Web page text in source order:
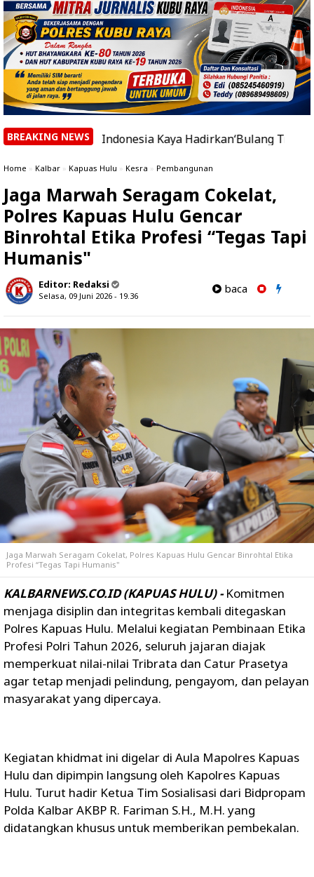
BREAKING NEWS
Indonesia Kaya Hadirkan‘Bulang Trang, Nona’ Ajak
Home » Kalbar » Kapuas Hulu » Kesra » Pembangunan
Jaga Marwah Seragam Cokelat,
Polres Kapuas Hulu Gencar
Binrohtal Etika Profesi “Tegas Tapi
Humanis"
Editor: Redaksi
Selasa, 09 Juni 2026 - 19.36
baca
Jaga Marwah Seragam Cokelat, Polres Kapuas Hulu Gencar Binrohtal Etika
Profesi “Tegas Tapi Humanis"
KALBARNEWS.CO.ID (KAPUAS HULU) -Komitmen
menjaga disiplin dan integritas kembali ditegaskan
Polres Kapuas Hulu. Melalui kegiatan Pembinaan Etika
Profesi Polri Tahun 2026, seluruh jajaran diajak
memperkuat nilai-nilai Tribrata dan Catur Prasetya
agar tetap menjadi pelindung, pengayom, dan pelayan
masyarakat yang dipercaya.
Kegiatan khidmat ini digelar di Aula Mapolres Kapuas
Hulu dan dipimpin langsung oleh Kapolres Kapuas
Hulu. Turut hadir Ketua Tim Sosialisasi dari Bidpropam
Polda Kalbar AKBP R. Fariman S.H., M.H. yang
didatangkan khusus untuk memberikan pembekalan.